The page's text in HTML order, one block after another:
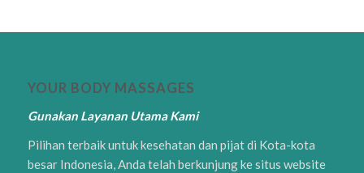
YOUR BODY MASSAGES
Gunakan Layanan Utama Kami
Pilihan terbaik untuk kesehatan dan pijat di Kota-kota
besar Indonesia, Anda telah berkunjung ke situs website